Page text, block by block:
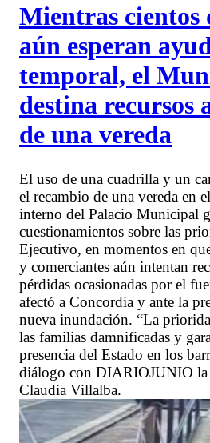
Mientras cientos
aún esperan
temporal, el
destina recursos
de una vereda
El uso de una cuadrilla y un
el recambio de una vereda en
interno del Palacio Municipal
cuestionamientos sobre las
Ejecutivo, en momentos en
y comerciantes aún intentan
pérdidas ocasionadas por el
afectó a Concordia y ante la
nueva inundación. “La
las familias damnificadas y
presencia del Estado en los
diálogo con DIARIOJUNIO la
Claudia Villalba.